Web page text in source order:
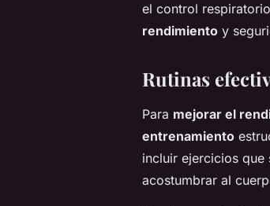
el control
rendimiento y
Rutinas
Para mejorar el
entrenamiento
incluir ejercicios que
acostumbrar al